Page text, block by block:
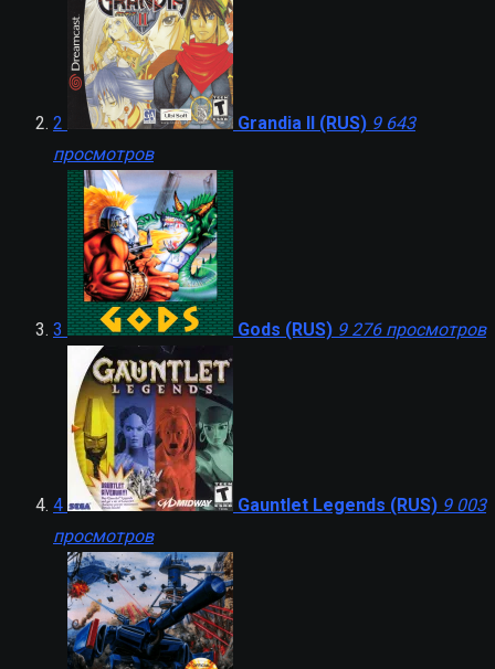
2 Grandia II (RUS) 9 643
просмотров
3 Gods (RUS) 9 276 просмотров
4 Gauntlet Legends (RUS) 9 003
просмотров